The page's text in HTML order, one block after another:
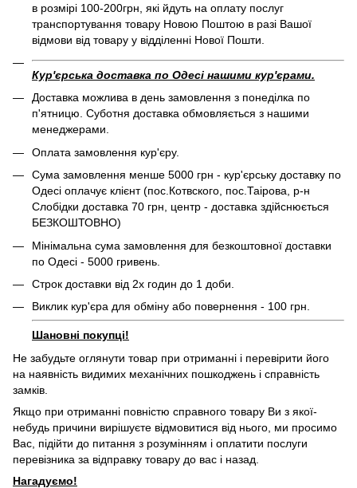
в розмірі 100-200грн, які йдуть на оплату послуг
транспортування товару Новою Поштою в разі Вашої
відмови від товару у відділенні Нової Пошти.
Кур'єрська доставка по Одесі нашими кур'єрами.
Доставка можлива в день замовлення з понеділка по
п'ятницю. Суботня доставка обмовляється з нашими
менеджерами.
Оплата замовлення кур'єру.
Сума замовлення менше 5000 грн - кур'єрську доставку по
Одесі оплачує клієнт (пос.Котвского, пос.Таірова, р-н
Слобідки доставка 70 грн, центр - доставка здійснюється
БЕЗКОШТОВНО)
Мінімальна сума замовлення для безкоштовної доставки
по Одесі - 5000 гривень.
Строк доставки від 2х годин до 1 доби.
Виклик кур'єра для обміну або повернення - 100 грн.
Шановні покупці!
Не забудьте оглянути товар при отриманні і перевірити його
на наявність видимих ​​механічних пошкоджень і справність
замків.
Якщо при отриманні повністю справного товару Ви з якої-
небудь причини вирішуєте відмовитися від нього, ми просимо
Вас, підійти до питання з розумінням і оплатити послуги
перевізника за відправку товару до вас і назад.
Нагадуємо!